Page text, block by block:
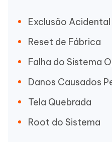
Exclusão Acidental
Reset de Fábrica
Falha do Sistema
Danos Causados
Tela Quebrada
Root do Sistema